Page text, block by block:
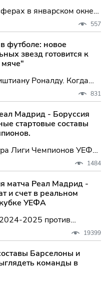
в январском окне
но, как сообщает
клуба уже ищет
последних матчей,
557
футболе: новое
звезд готовится к
мяче"
Роналду. Когда
гала-церемонии в
похоже на начало
831
Мадрид - Боруссия
стартовые составы
Лиги Чемпионов УЕФА
в составе примет
- переигровка
Сантьяго
1484
матча Реал Мадрид -
и счет в реальном
УЕФА
2025 против
Европы с огромными
Мбаппе в команде,
19399
Барселоны и
команды в